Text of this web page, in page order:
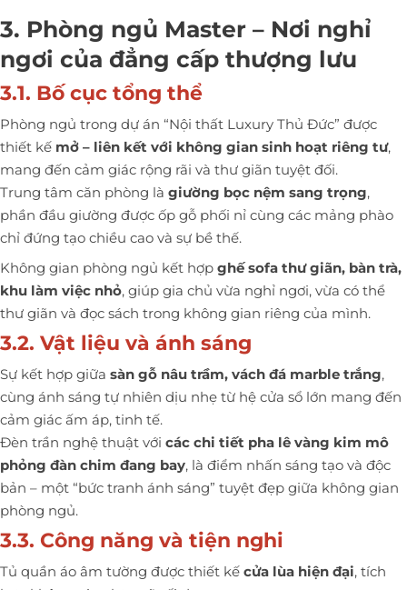
3. Phòng ngủ Master – Nơi nghỉ
ngơi của đẳng cấp thượng lưu
3.1. Bố cục tổng thể
Phòng ngủ trong dự án “Nội thất Luxury Thủ Đức” được
thiết kế mở – liên kết với không gian sinh hoạt riêng tư,
mang đến cảm giác rộng rãi và thư giãn tuyệt đối.
Trung tâm căn phòng là giường bọc nệm sang trọng,
phần đầu giường được ốp gỗ phối nỉ cùng các mảng phào
chỉ đứng tạo chiều cao và sự bề thế.
Không gian phòng ngủ kết hợp ghế sofa thư giãn, bàn trà,
khu làm việc nhỏ, giúp gia chủ vừa nghỉ ngơi, vừa có thể
thư giãn và đọc sách trong không gian riêng của mình.
3.2. Vật liệu và ánh sáng
Sự kết hợp giữa sàn gỗ nâu trầm, vách đá marble trắng,
cùng ánh sáng tự nhiên dịu nhẹ từ hệ cửa sổ lớn mang đến
cảm giác ấm áp, tinh tế.
Đèn trần nghệ thuật với các chi tiết pha lê vàng kim mô
phỏng đàn chim đang bay, là điểm nhấn sáng tạo và độc
bản – một “bức tranh ánh sáng” tuyệt đẹp giữa không gian
phòng ngủ.
3.3. Công năng và tiện nghi
Tủ quần áo âm tường được thiết kế cửa lùa hiện đại, tích